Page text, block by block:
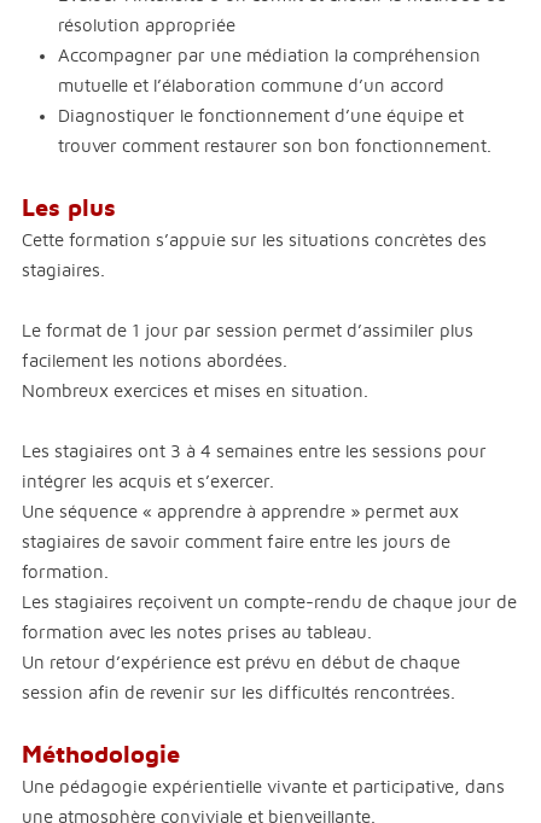
résolution appropriée
Accompagner par une médiation la compréhension
mutuelle et l’élaboration commune d’un accord
Diagnostiquer le fonctionnement d’une équipe et
trouver comment restaurer son bon fonctionnement.
Les plus
Cette formation s’appuie sur les situations concrètes des
stagiaires.
Le format de 1 jour par session permet d’assimiler plus
facilement les notions abordées.
Nombreux exercices et mises en situation.
Les stagiaires ont 3 à 4 semaines entre les sessions pour
intégrer les acquis et s’exercer.
Une séquence « apprendre à apprendre » permet aux
stagiaires de savoir comment faire entre les jours de
formation.
Les stagiaires reçoivent un compte-rendu de chaque jour de
formation avec les notes prises au tableau.
Un retour d’expérience est prévu en début de chaque
session afin de revenir sur les difficultés rencontrées.
Méthodologie
Une pédagogie expérientielle vivante et participative, dans
une atmosphère conviviale et bienveillante.